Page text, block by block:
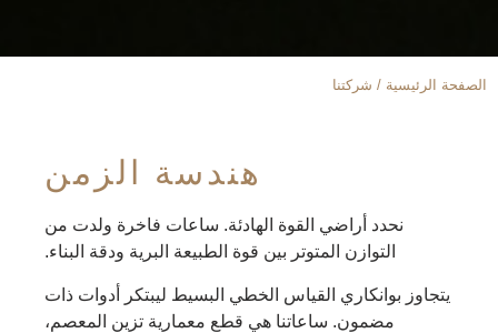
الصفحة الرئيسية / شركتنا
هندسة الزمن
نحدد أراضي القوة الهادئة. ساعات فاخرة ولدت من
التوازن المتوتر بين قوة الطبيعة البرية ودقة البناء.
يتجاوز بوانكاري القياس الخطي البسيط ليبتكر أدوات ذات
مضمون. ساعاتنا هي قطع معمارية تزين المعصم،